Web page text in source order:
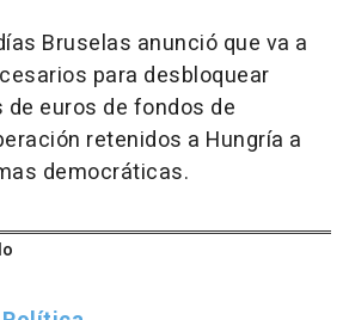
Bruselas anunció que va a
para desbloquear
euros de fondos de
retenidos a Hungría a
democráticas.